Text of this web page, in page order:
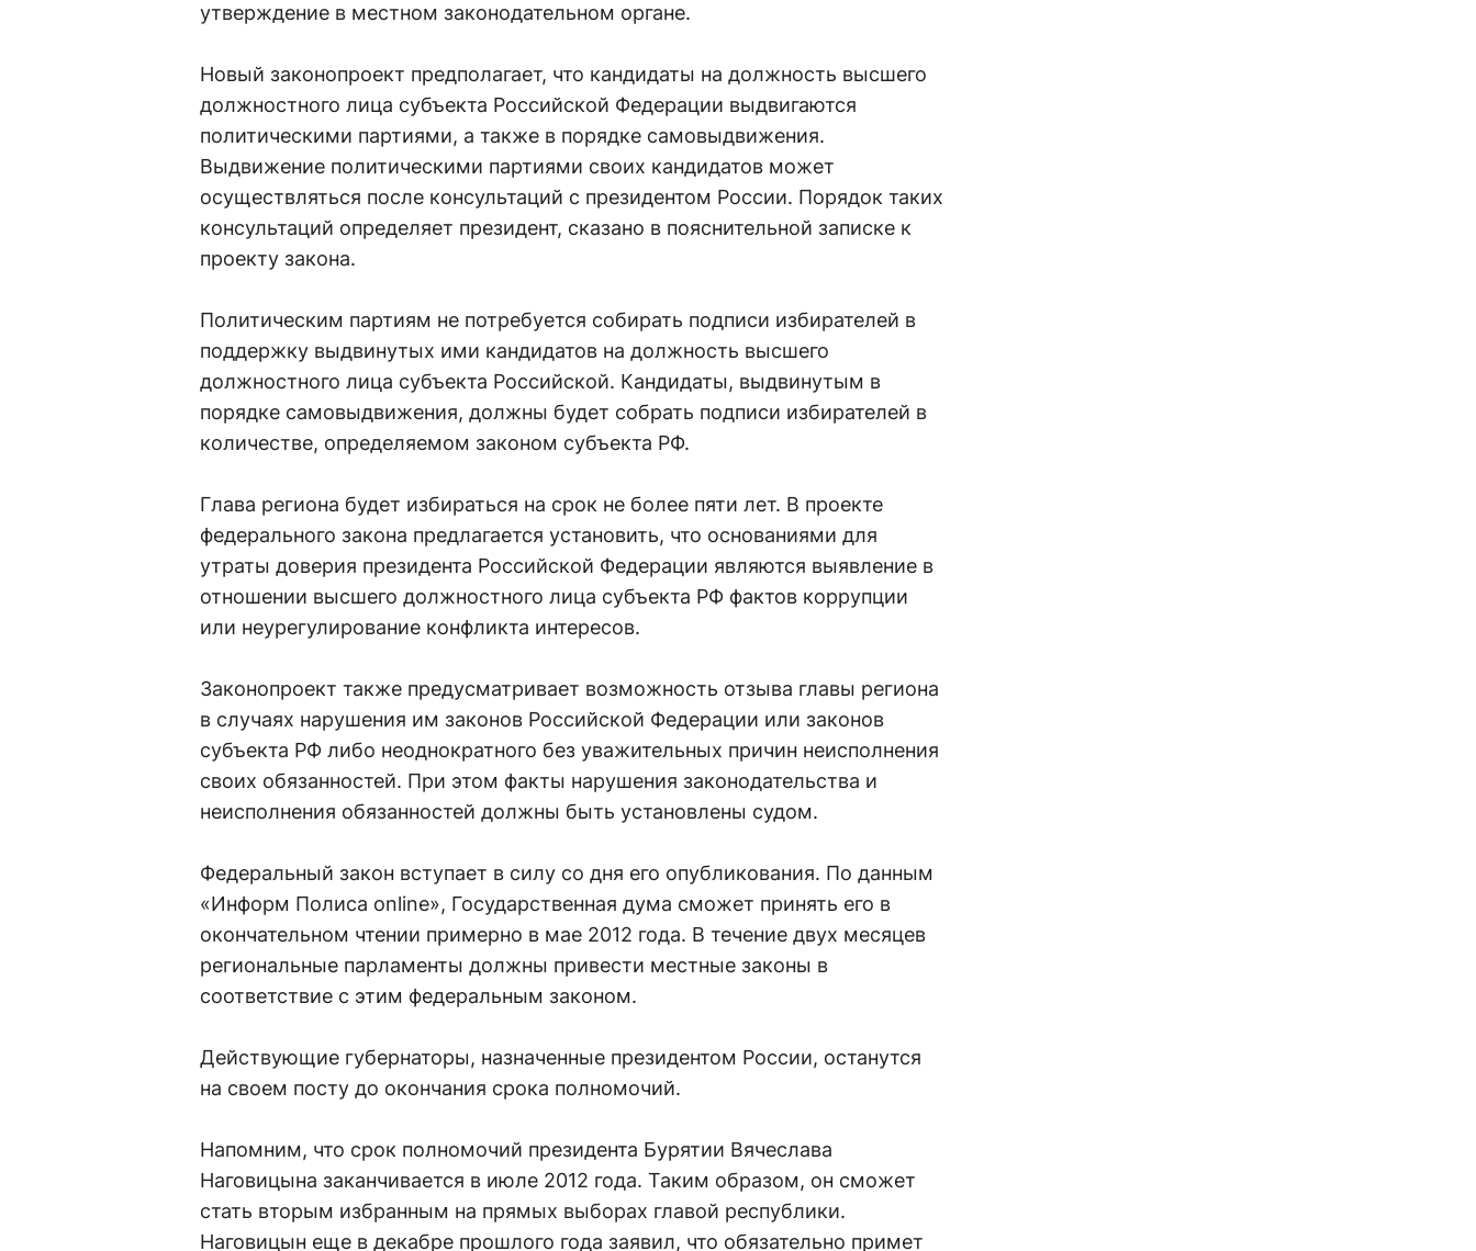
утверждение в местном законодательном органе.
Новый законопроект предполагает, что кандидаты на должность высшего
должностного лица субъекта Российской Федерации выдвигаются
политическими партиями, а также в порядке самовыдвижения.
Выдвижение политическими партиями своих кандидатов может
осуществляться после консультаций с президентом России. Порядок таких
консультаций определяет президент, сказано в пояснительной записке к
проекту закона.
Политическим партиям не потребуется собирать подписи избирателей в
поддержку выдвинутых ими кандидатов на должность высшего
должностного лица субъекта Российской. Кандидаты, выдвинутым в
порядке самовыдвижения, должны будет собрать подписи избирателей в
количестве, определяемом законом субъекта РФ.
Глава региона будет избираться на срок не более пяти лет. В проекте
федерального закона предлагается установить, что основаниями для
утраты доверия президента Российской Федерации являются выявление в
отношении высшего должностного лица субъекта РФ фактов коррупции
или неурегулирование конфликта интересов.
Законопроект также предусматривает возможность отзыва главы региона
в случаях нарушения им законов Российской Федерации или законов
субъекта РФ либо неоднократного без уважительных причин неисполнения
своих обязанностей. При этом факты нарушения законодательства и
неисполнения обязанностей должны быть установлены судом.
Федеральный закон вступает в силу со дня его опубликования. По данным
«Информ Полиса online», Государственная дума сможет принять его в
окончательном чтении примерно в мае 2012 года. В течение двух месяцев
региональные парламенты должны привести местные законы в
соответствие с этим федеральным законом.
Действующие губернаторы, назначенные президентом России, останутся
на своем посту до окончания срока полномочий.
Напомним, что срок полномочий президента Бурятии Вячеслава
Наговицына заканчивается в июле 2012 года. Таким образом, он сможет
стать вторым избранным на прямых выборах главой республики.
Наговицын еще в декабре прошлого года заявил, что обязательно примет